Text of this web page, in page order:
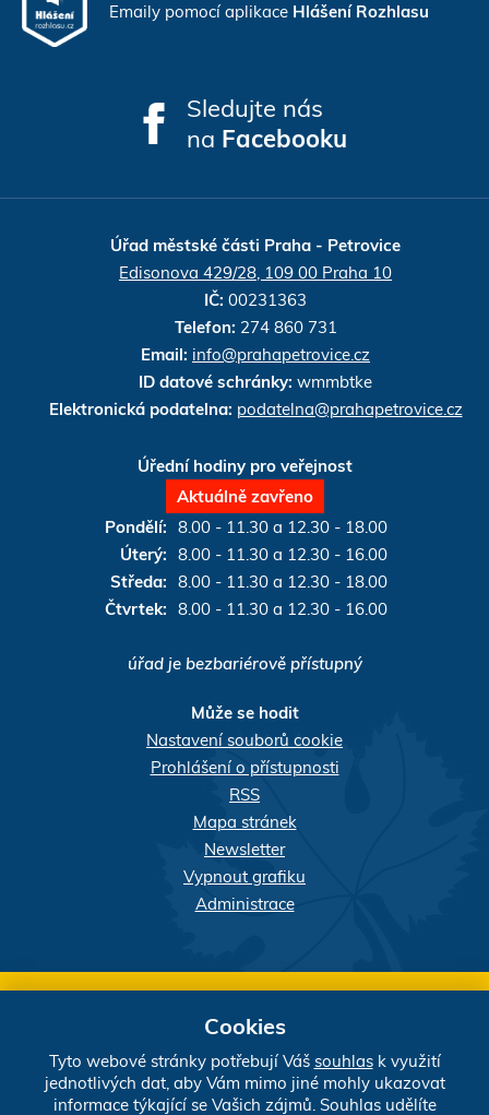
Emaily pomocí aplikace Hlášení Rozhlasu
Sledujte nás
na Facebooku
Úřad městské části Praha - Petrovice
Edisonova 429/28, 109 00 Praha 10
IČ: 00231363
Telefon: 274 860 731
Email: info@prahapetrovice.cz
ID datové schránky: wmmbtke
Elektronická podatelna: podatelna@prahapetrovice.cz
Úřední hodiny pro veřejnost
Aktuálně zavřeno
Pondělí: 8.00 - 11.30 a 12.30 - 18.00
Úterý: 8.00 - 11.30 a 12.30 - 16.00
Středa: 8.00 - 11.30 a 12.30 - 18.00
Čtvrtek: 8.00 - 11.30 a 12.30 - 16.00
úřad je bezbariérově přístupný
Může se hodit
Nastavení souborů cookie
Prohlášení o přístupnosti
RSS
Mapa stránek
Newsletter
Vypnout grafiku
Administrace
připomínky?
Sdílejte stránku:
Cookies
Tyto webové stránky potřebují Váš souhlask využití
jednotlivých dat, aby Vám mimo jiné mohly ukazovat
informace týkající se Vašich zájmů. Souhlas udělíte